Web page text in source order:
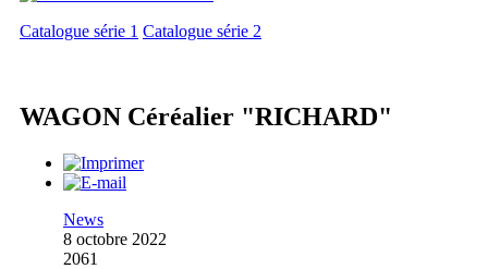
Catalogue série 1 Catalogue série 2
WAGON Céréalier "RICHARD"
News
8 octobre 2022
2061